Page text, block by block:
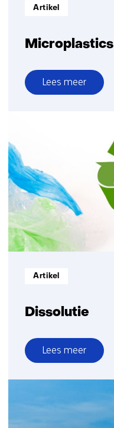
Microplastics
Informatietype:
Artikel
Lees meer
over
Dissolutie
Informatietype:
Artikel
Lees meer
over
Dissolutie